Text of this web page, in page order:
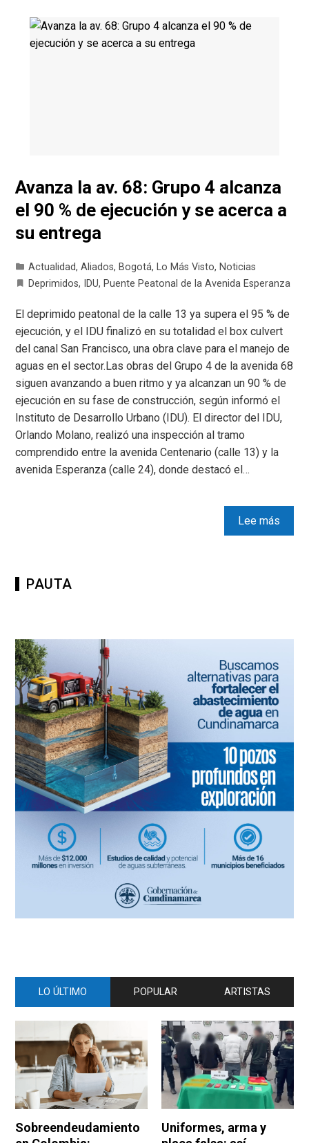
Avanza la av. 68: Grupo 4 alcanza
el 90 % de ejecución y se acerca a
su entrega
Actualidad,Aliados, Bogotá, Lo Más Visto, Noticias
Deprimidos, IDU, Puente Peatonal de la Avenida Esperanza
El deprimido peatonal de la calle 13 ya supera el 95 % de
ejecución, y el IDU finalizó en su totalidad el box culvert
del canal San Francisco, una obra clave para el manejo de
aguas en el sector.Las obras del Grupo 4 de la avenida 68
siguen avanzando a buen ritmo y ya alcanzan un 90 % de
ejecución en su fase de construcción, según informó el
Instituto de Desarrollo Urbano (IDU). El director del IDU,
Orlando Molano, realizó una inspección al tramo
comprendido entre la avenida Centenario (calle 13) y la
avenida Esperanza (calle 24), donde destacó el…
Lee más
PAUTA
LO ÚLTIMO POPULAR ARTISTAS
Sobreendeudamiento
Uniformes, arma y